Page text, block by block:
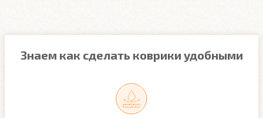
Знаем как сделать коврики удобными